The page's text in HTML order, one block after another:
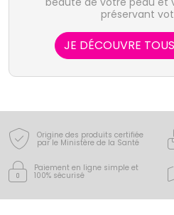
préservant
JE DÉCOUVRE
Origine des produits certifiée
par le Ministère de la Santé
Paiement en ligne simple et
100% sécurisé